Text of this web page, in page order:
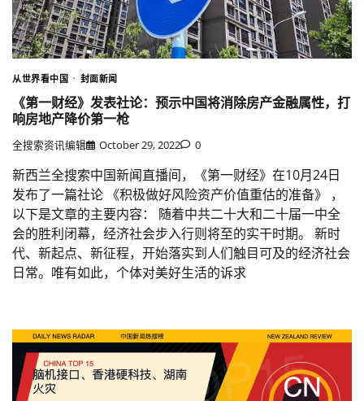
从世界看中国 封面新闻
《第一财经》发表社论：预示中国将消除房产金融属性，打
响房地产降价第一枪
全搜索资讯编辑 October 29, 2022 0
新西兰全搜索中国新闻直播间，《第一财经》在10月24日
发布了一篇社论 《积极做好风险资产价值重估的准备》 ，
以下是文章的主要内容： 随着中共二十大和二十届一中全
会的胜利闭幕，经济社会步入行则将至的实干时期。 新时
代、新起点、新征程，开始落实到人们触目可及的经济社会
日常。唯有如此，个体对美好生活的诉求